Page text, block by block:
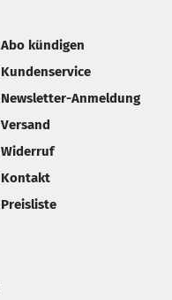
Abo kündigen
Kundenservice
Newsletter-Anmeldung
Versand
Widerruf
Kontakt
Preisliste